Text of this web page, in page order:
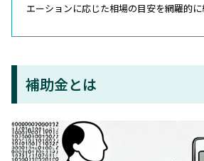
エーションに応じた相場の目安を網羅的に
補助金とは